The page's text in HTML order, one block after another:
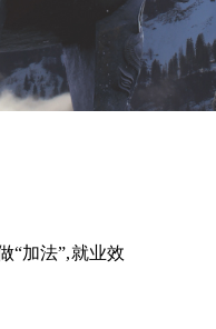
“加法”,就业效